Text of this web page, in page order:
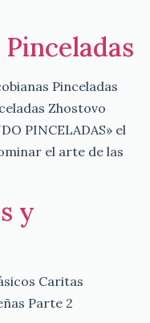
Pinceladas
Zhostovo
PINCELADAS» el
el arte de las
y
Caritas
Parte 2